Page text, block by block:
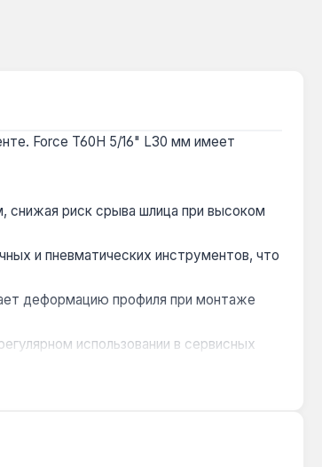
Force T60H 5/16" L30 мм имеет
снижая риск срыва шлица при высоком
и пневматических инструментов, что
деформацию профиля при монтаже
использовании в сервисных
и монтаже металлоконструкций, где